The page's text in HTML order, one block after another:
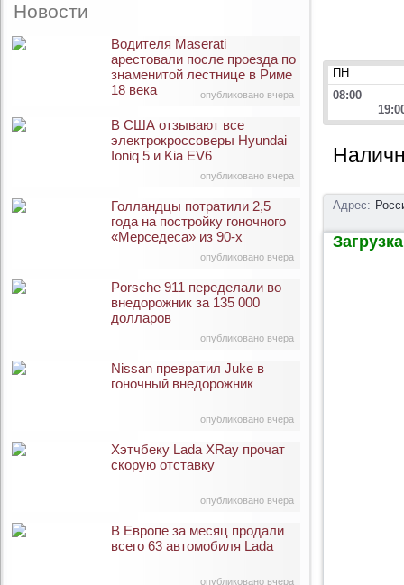
Новости
опубликовано вчера
Водителя Maserati
арестовали после проезда по
знаменитой лестнице в Риме
18 века
опубликовано вчера
В США отзывают все
электрокроссоверы Hyundai
Ioniq 5 и Kia EV6
опубликовано вчера
Голландцы потратили 2,5
года на постройку гоночного
«Мерседеса» из 90-х
опубликовано вчера
Porsche 911 переделали во
внедорожник за 135 000
долларов
опубликовано вчера
Nissan превратил Juke в
гоночный внедорожник
опубликовано вчера
Хэтчбеку Lada XRay прочат
скорую отставку
опубликовано вчера
В Европе за месяц продали
всего 63 автомобиля Lada
ПН
08:00
Адрес: